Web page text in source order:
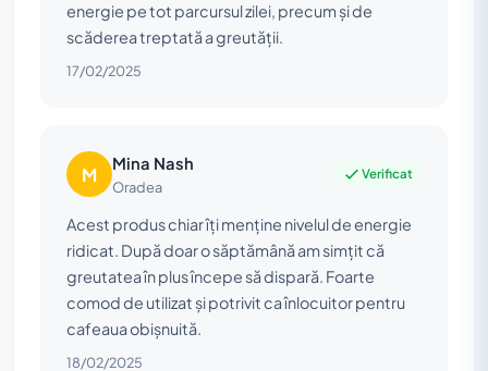
energie pe tot parcursul zilei, precum și de
scăderea treptată a greutății.
17/02/2025
M Mina Nash
Oradea
Verificat
Acest produs chiar îți menține nivelul de energie
ridicat. După doar o săptămână am simțit că
greutatea în plus începe să dispară. Foarte
comod de utilizat și potrivit ca înlocuitor pentru
cafeaua obișnuită.
18/02/2025